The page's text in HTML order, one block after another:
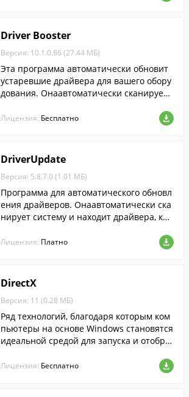
Driver Booster
Версия: 10.1.0.86 (27.44 МБ)
Эта программа автоматически обновит
устаревшие драйвера для вашего обору
дования. Онаавтоматически сканирует
йвера....
Лицензия: Бесплатно
DriverUpdate
Версия: 5.8.7.0 (1.01 МБ)
Программа для автоматического обновл
ения драйверов. Онаавтоматически ска
нирует систему и находит драйвера, кот
Лицензия: Платно
DirectX
Версия: 11 (0.28 МБ)
Ряд технологий, благодаря которым ком
пьютеры на основе Windows становятся
идеальной средой для запуска и отобра
и мультимедиа....
Лицензия: Бесплатно